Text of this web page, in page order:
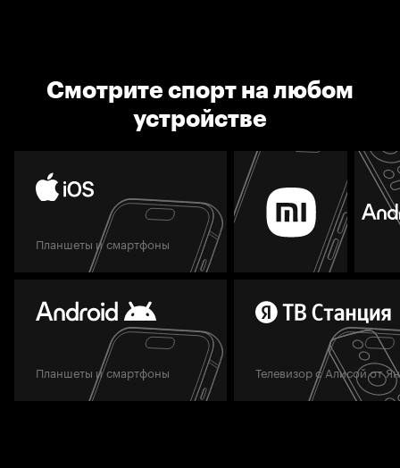
Смотрите спорт на любом
устройстве
Планшеты и смартфоны
Планшеты и смартфоны Телевизор с Алисой от